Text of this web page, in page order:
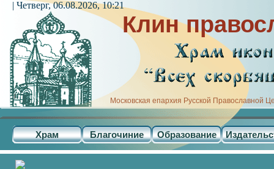
Клин
Московская епархия Русской Православной
Храм Благочиние Образование
| Четверг, 06.08.2026, 10:21